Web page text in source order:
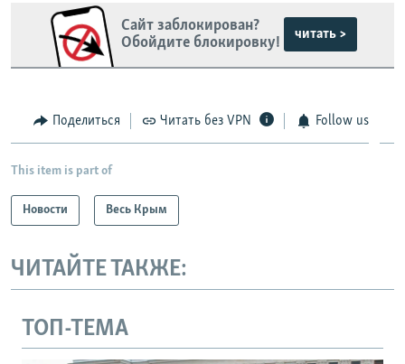
Сайт заблокирован?
Обойдите блокировку!
читать >
Поделиться Читать без VPN Follow us
This item is part of
Новости Весь Крым
ЧИТАЙТЕ ТАКЖЕ:
ТОП-ТЕМА